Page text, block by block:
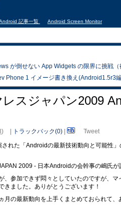
記事一覧 Android Screen Monitor
が倒せない App Widgets の限界に挑戦（
Phone 1 イメージ書き換え(Android1.5r3
スジャパン2009
) トラックバック(0)
Tweet
れた「Androidの最新技術動向と可能性
2009 - 日本Androidの会幹事の嶋氏
、参加できず悶々としていたのですが、
きました。ありがとうございます！
月の最新動向を上手くまとめておられて